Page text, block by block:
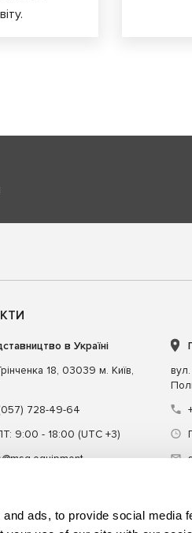
ads, to provide social media
в Україні
18, 03039 м. Київ,
728-49-64
9:00 - 18:00 (UTC +3)